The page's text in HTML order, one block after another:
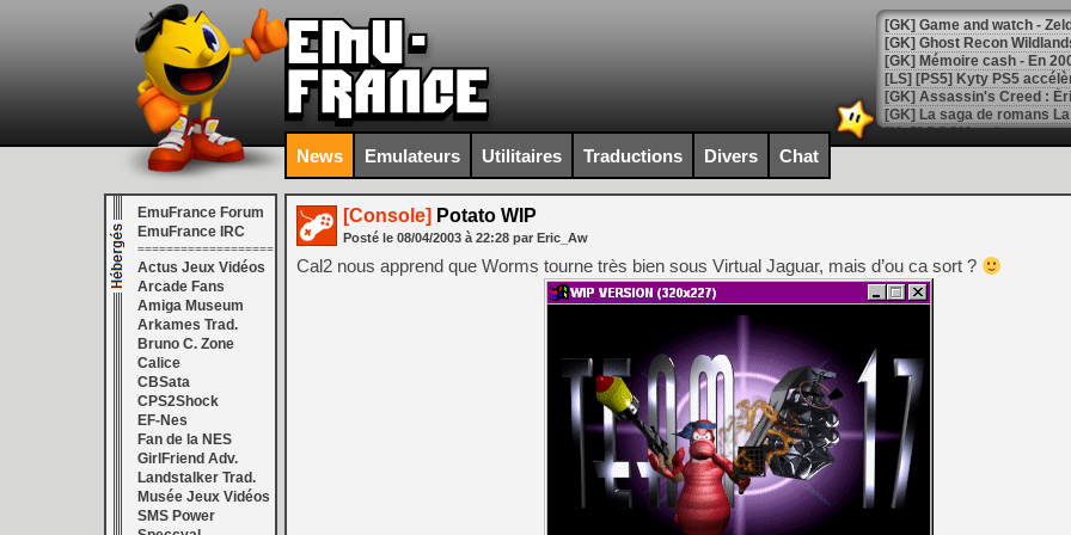
[Mo5] DOOM arrive en
[GK] Bethesda fête les 30
[GK] Roblox : l'action en
[GK] Agenda - GeForce
[GK] Devolver Digital en a
[LS] [PS5] ps5-y2jb-
[GK] Pourquoi Marvel
[GK] Test : Restory : Chill
[GK] GTA 6 : Rockstar
[GK] Hot Wheels Infinite
[GK] Mémoire cash -
[GK] Résultats Nintendo :
[GK] Déjà des
[Mo5] Brickboy cherche à
[GK] Minecraft et ses «
News Emulateurs Utilitaires Traductions Divers Chat
EmuFrance Forum
EmuFrance IRC
===================
Actus Jeux Vidéos
Arcade Fans
Amiga Museum
Arkames Trad.
Bruno C. Zone
Calice
CBSata
CPS2Shock
EF-Nes
Fan de la NES
GirlFriend Adv.
Landstalker Trad.
Musée Jeux Vidéos
SMS Power
[Console] Potato WIP
Posté le 08/04/2003 à 22:28 par Eric_Aw
Cal2 nous apprend que Worms tourne très bien sous Virtual Jaguar, mais d’ou ca sort ?